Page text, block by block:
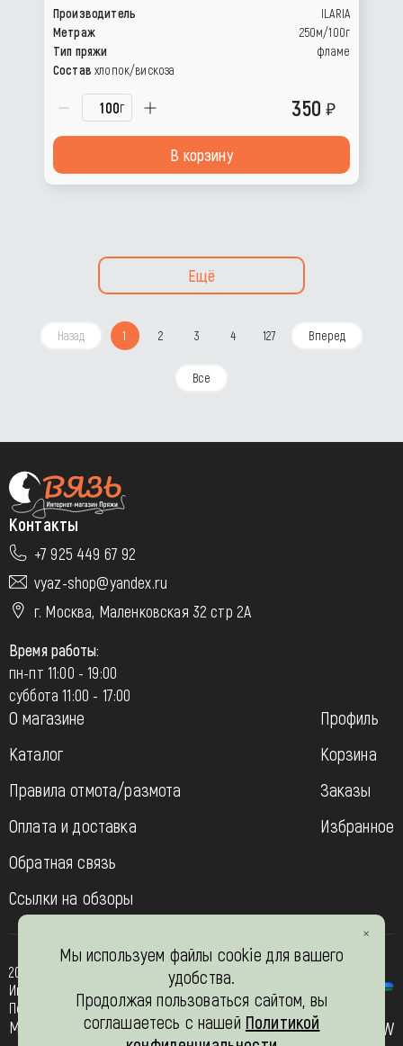
Производитель
ILARIA
Метраж
250м/100г
Тип пряжи
фламе
Состав хлопок/вискоза
г 350
В корзину
Ещё
Назад 1 2 3 4 127 Вперед
Все
Контакты
+7 925 449 67 92
vyaz-shop@yandex.ru
г. Москва, Маленковская 32 стр 2А
Время работы:
пн-пт 11:00 - 19:00
суббота 11:00 - 17:00
О магазине
Каталог
Правила отмота/размота
Оплата и доставка
Обратная связь
Ссылки на обзоры
Профиль
Корзина
Заказы
Избранное
2013-2026
Интернет- магазин “Вязь-шоп”
Политика конфиденциальности
Мы в соц. сетях JW
Мы используем файлы cookie для вашего
удобства.
Продолжая пользоваться сайтом, вы
соглашаетесь с нашей Политикой